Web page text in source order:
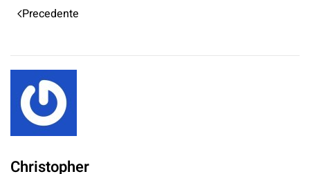
Precedente
Christopher